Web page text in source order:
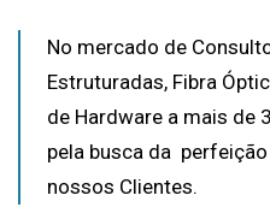
No mercado de
Estruturadas, Fibra
de Hardware a mais de
pela busca da
nossos Clientes.